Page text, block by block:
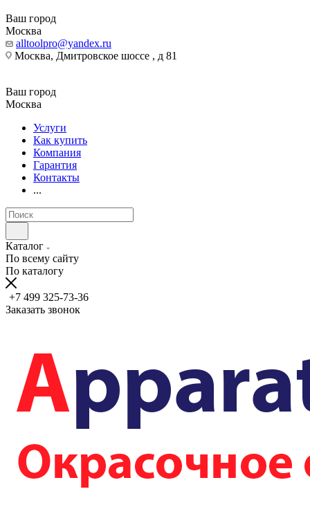
Ваш город
Москва
alltoolpro@yandex.ru
Москва, Дмитровское шоссе , д 81
Ваш город
Москва
Услуги
Как купить
Компания
Гарантия
Контакты
...
Каталог
По всему сайту
По каталогу
+7 499 325-73-36
Заказать звонок